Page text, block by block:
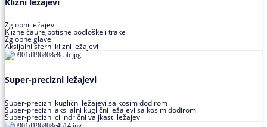
Zglobni ležajevi
Klizne čaure,potisne podloške i trake
Zglobne glave
Aksijalni sferni klizni ležajevi
Super-precizni ležajevi
Super-precizni kuglični ležajevi sa kosim dodirom
Super-precizni aksijalni kuglični ležajevi sa kosim dodirom
Super-precizni cilindrični valjkasti ležajevi